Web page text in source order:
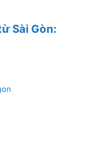
Sài Gòn: